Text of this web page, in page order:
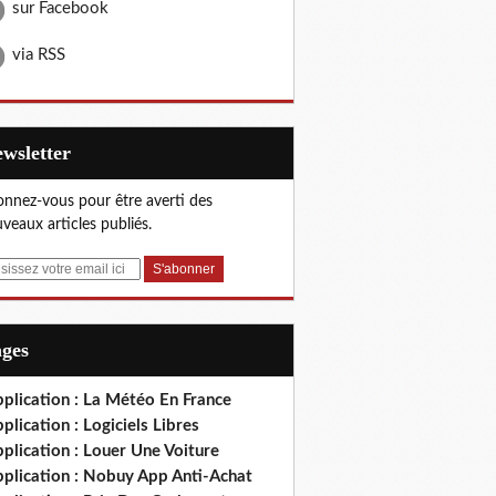
sur Facebook
via RSS
vous pour être averti des
articles publiés.
: La Météo En France
: Logiciels Libres
: Louer Une Voiture
: Nobuy App Anti-Achat